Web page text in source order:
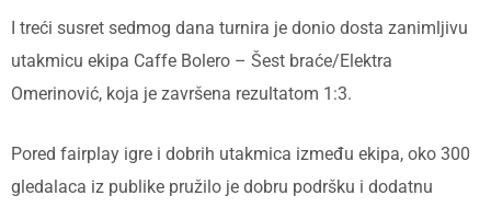
I treći susret sedmog dana turnira je donio dosta zanimljivu
utakmicu ekipa Caffe Bolero – Šest braće/Elektra
Omerinović, koja je završena rezultatom 1:3.
Pored fairplay igre i dobrih utakmica između ekipa, oko 300
gledalaca iz publike pružilo je dobru podršku i dodatnu